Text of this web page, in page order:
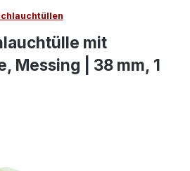
mit
Messing | 38 mm, 1